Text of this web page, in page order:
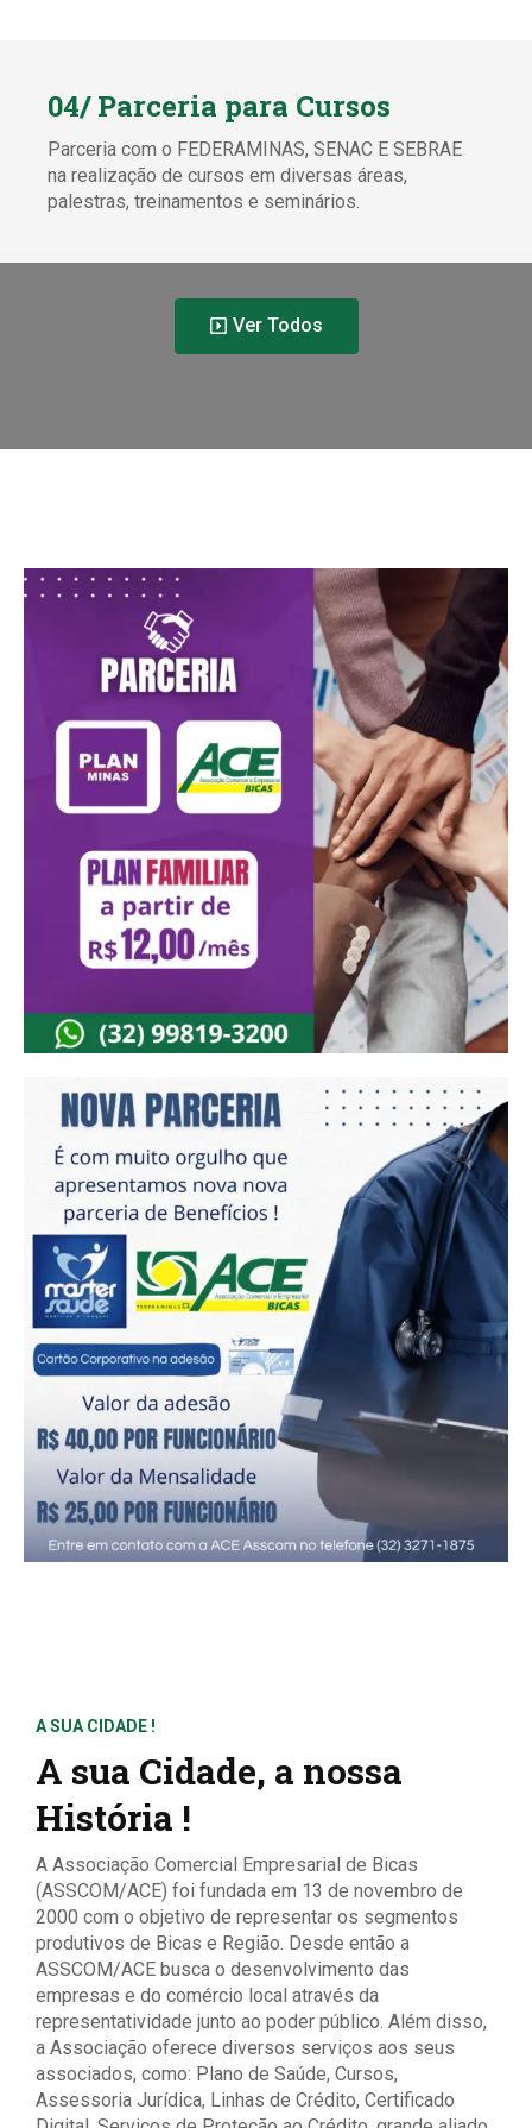
04/ Parceria para Cursos
Parceria com o FEDERAMINAS, SENAC E SEBRAE
na realização de cursos em diversas áreas,
palestras, treinamentos e seminários.
Ver Todos
A SUA CIDADE !
A sua Cidade, a nossa
História !
A Associação Comercial Empresarial de Bicas
(ASSCOM/ACE) foi fundada em 13 de novembro de
2000 com o objetivo de representar os segmentos
produtivos de Bicas e Região. Desde então a
ASSCOM/ACE busca o desenvolvimento das
empresas e do comércio local através da
representatividade junto ao poder público. Além disso,
a Associação oferece diversos serviços aos seus
associados, como: Plano de Saúde, Cursos,
Assessoria Jurídica, Linhas de Crédito, Certificado